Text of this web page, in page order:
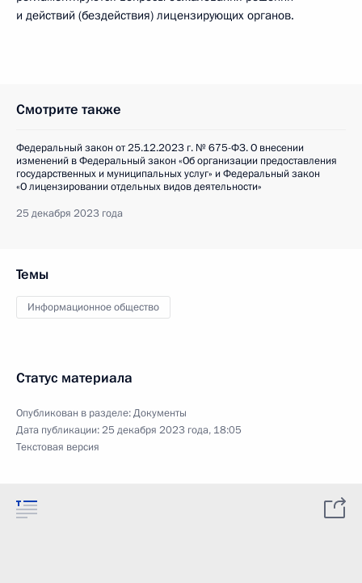
и действий (бездействия) лицензирующих органов.
Смотрите также
Федеральный закон от 25.12.2023 г. № 675-ФЗ. О внесении
изменений в Федеральный закон «Об организации предоставления
государственных и муниципальных услуг» и Федеральный закон
«О лицензировании отдельных видов деятельности»
25 декабря 2023 года
Темы
Информационное общество
Статус материала
Опубликован в разделе:Документы
Дата публикации:25 декабря 2023 года, 18:05
Текстовая версия